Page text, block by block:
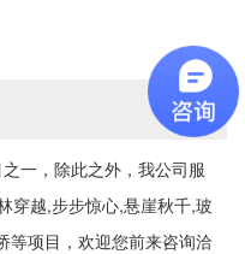
一，除此之外，我公司服
穿越,步步惊心,悬崖秋千,玻
等项目，欢迎您前来咨询洽